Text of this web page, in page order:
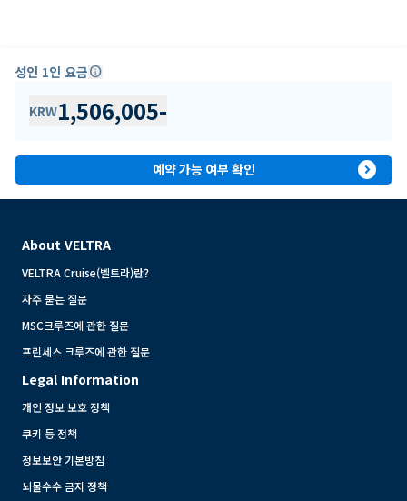
성인 1인 요금info
KRW1,506,005-
예약 가능 여부 확인 expand_circle_right
About VELTRA
VELTRA Cruise(벨트라)란?
자주 묻는 질문
MSC크루즈에 관한 질문
프린세스 크루즈에 관한 질문
Legal Information
개인 정보 보호 정책
쿠키 등 정책
정보보안 기본방침
뇌물수수 금지 정책